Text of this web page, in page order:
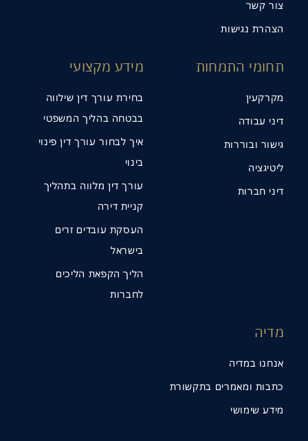
קשר
צור קשר
הצהרת נגישות
תחומי התמחות
מקרקעין
דיני עבודה
גישור ובוררות
ליטיגציה
דיני חברות
מידע מקצועי
בחירת עורך דין שילווה
בבטחה בהליך המשפטי
איך לבחור עורך דין פינוי
בינוי
עורך דין מלווה בתהליך
קניית דירה
העסקת עובדים זרים
בישראל
הליך הקפאת הליכים
לחברות
מדיה
אנחנו במדיה
כתבות ומאמרים בתקשורת
מידע שימושי